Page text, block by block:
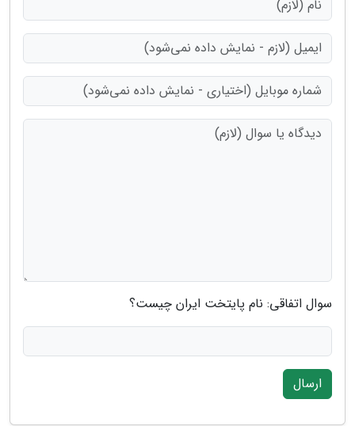
سوال اتفاقی: نام پایتخت ایران چیست؟
ارسال